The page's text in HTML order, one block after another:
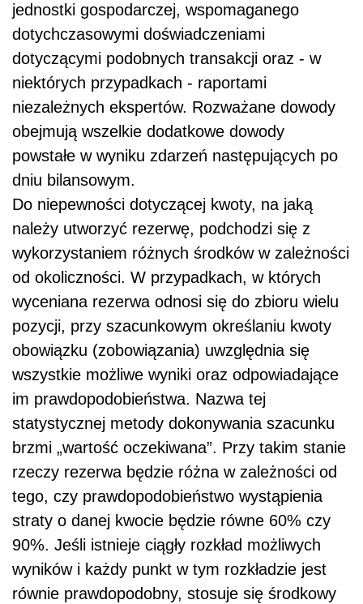
jednostki gospodarczej, wspomaganego
dotychczasowymi doświadczeniami
dotyczącymi podobnych transakcji oraz - w
niektórych przypadkach - raportami
niezależnych ekspertów. Rozważane dowody
obejmują wszelkie dodatkowe dowody
powstałe w wyniku zdarzeń następujących po
dniu bilansowym.
Do niepewności dotyczącej kwoty, na jaką
należy utworzyć rezerwę, podchodzi się z
wykorzystaniem różnych środków w zależności
od okoliczności. W przypadkach, w których
wyceniana rezerwa odnosi się do zbioru wielu
pozycji, przy szacunkowym określaniu kwoty
obowiązku (zobowiązania) uwzględnia się
wszystkie możliwe wyniki oraz odpowiadające
im prawdopodobieństwa. Nazwa tej
statystycznej metody dokonywania szacunku
brzmi „wartość oczekiwana”. Przy takim stanie
rzeczy rezerwa będzie różna w zależności od
tego, czy prawdopodobieństwo wystąpienia
straty o danej kwocie będzie równe 60% czy
90%. Jeśli istnieje ciągły rozkład możliwych
wyników i każdy punkt w tym rozkładzie jest
równie prawdopodobny, stosuje się środkowy